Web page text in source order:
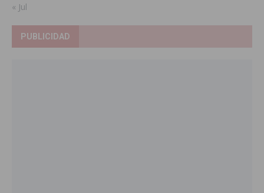
« Jul
PUBLICIDAD